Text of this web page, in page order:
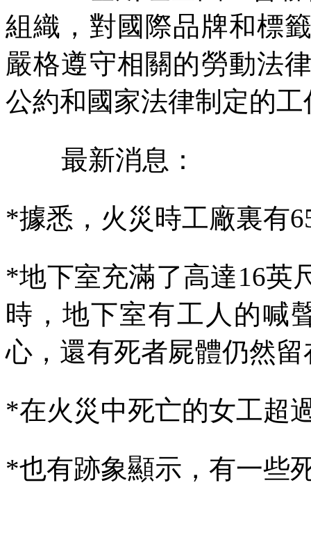
組織，對國際品牌和標
嚴格遵守相關的勞動法
公約和國家法律制定的
最新消息：
*據悉，火災時工廠裏有
*地下室充滿了高達16英
時，地下室有工人的喊
心，還有死者屍體仍然
*在火災中死亡的女工超
*也有跡象顯示，有一些